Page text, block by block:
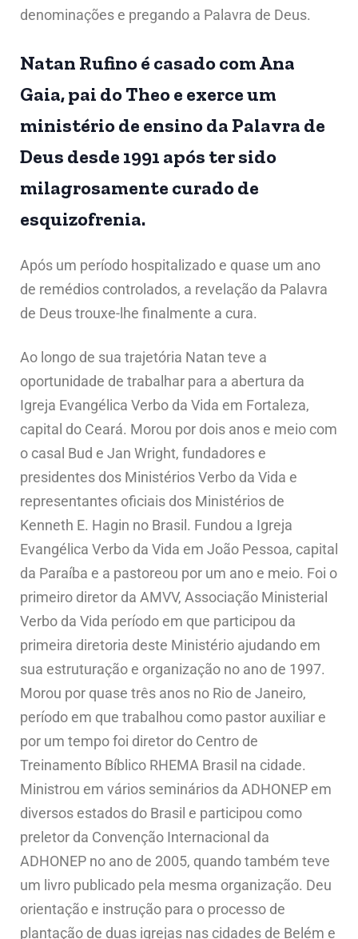
denominações e pregando a Palavra de Deus.
Natan Rufino é casado com Ana
Gaia, pai do Theo e exerce um
ministério de ensino da Palavra de
Deus desde 1991 após ter sido
milagrosamente curado de
esquizofrenia.
Após um período hospitalizado e quase um ano
de remédios controlados, a revelação da Palavra
de Deus trouxe-lhe finalmente a cura.
Ao longo de sua trajetória Natan teve a
oportunidade de trabalhar para a abertura da
Igreja Evangélica Verbo da Vida em Fortaleza,
capital do Ceará. Morou por dois anos e meio com
o casal Bud e Jan Wright, fundadores e
presidentes dos Ministérios Verbo da Vida e
representantes oficiais dos Ministérios de
Kenneth E. Hagin no Brasil. Fundou a Igreja
Evangélica Verbo da Vida em João Pessoa, capital
da Paraíba e a pastoreou por um ano e meio. Foi o
primeiro diretor da AMVV, Associação Ministerial
Verbo da Vida período em que participou da
primeira diretoria deste Ministério ajudando em
sua estruturação e organização no ano de 1997.
Morou por quase três anos no Rio de Janeiro,
período em que trabalhou como pastor auxiliar e
por um tempo foi diretor do Centro de
Treinamento Bíblico RHEMA Brasil na cidade.
Ministrou em vários seminários da ADHONEP em
diversos estados do Brasil e participou como
preletor da Convenção Internacional da
ADHONEP no ano de 2005, quando também teve
um livro publicado pela mesma organização. Deu
orientação e instrução para o processo de
plantação de duas igrejas nas cidades de Belém e